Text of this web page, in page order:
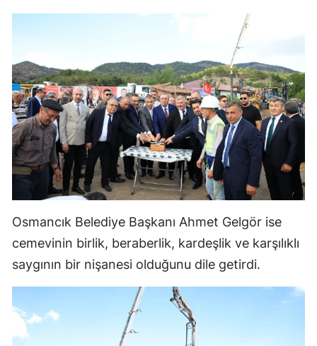
Kahramanmaraş
Mardin
Muğla
Muş
Nevşehir
Niğde
Ordu
Rize
Sakarya
Osmancık Belediye Başkanı Ahmet Gelgör ise
cemevinin birlik, beraberlik, kardeşlik ve karşılıklı
saygının bir nişanesi olduğunu dile getirdi.